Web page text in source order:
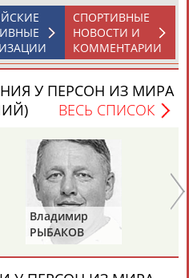
СПОРТИВНЫЕ
НОВОСТИ И
КОММЕНТАРИИ
У ПЕРСОН ИЗ МИРА
ВЕСЬ СПИСОК
Владимир
РЫБАКОВ